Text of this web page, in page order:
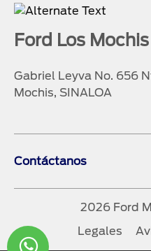
Ford Los Mochis
Gabriel Leyva No. 656
Mochis, SINALOA
Contáctanos
2026 Ford
Legales